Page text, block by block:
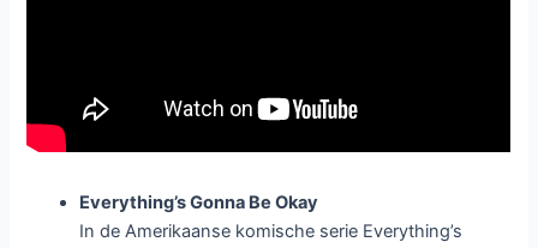
Everything’s Gonna Be Okay
In de Amerikaanse komische serie Everything’s